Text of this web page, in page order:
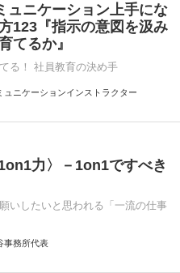
ニケーション上手にな
123『指示の意図を汲み
てるか』
る！ 社員教育の決め手
ュニケーションインストラクター
力〉－1on1ですべき
いしたいと思われる「一流の仕事
事務所代表